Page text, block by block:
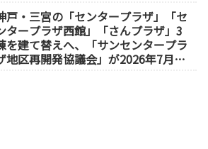
戸・三宮の「センタープラザ」「セ
タープラザ西館」「さんプラザ」3
を建て替えへ、「サンセンタープラ
地区再開発協議会」が2026年7月発